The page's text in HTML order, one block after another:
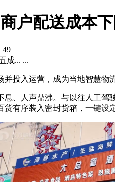
户配送成本
49
成... ...
并投入运营，成为当地智慧物
、人声鼎沸。与以往人工
有序装入密封货箱，一键设